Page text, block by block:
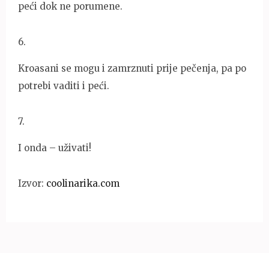
peći dok ne porumene.
6.
Kroasani se mogu i zamrznuti prije pečenja, pa po
potrebi vaditi i peći.
7.
I onda – uživati!
Izvor: coolinarika.com